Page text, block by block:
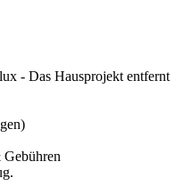
- Das Hausprojekt entfernt